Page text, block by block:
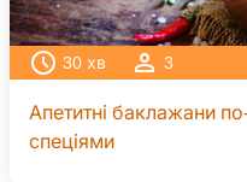
30 хв 3
Апетитні баклажани
спеціями